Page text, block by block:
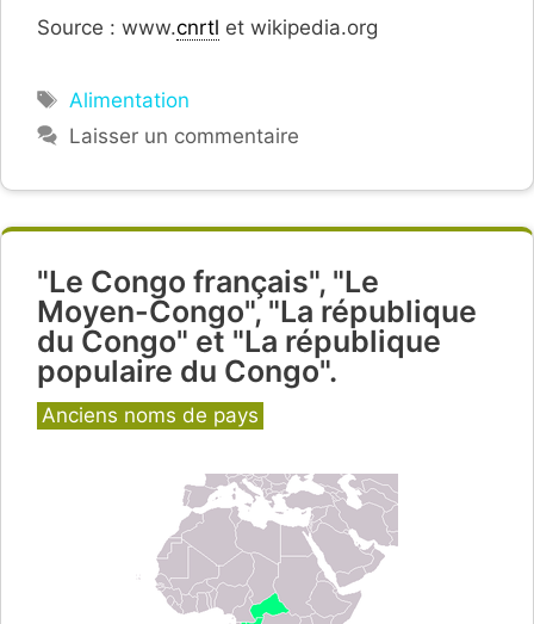
Source : www.cnrtl et wikipedia.org
Étiquettes
Alimentation
Laisser un commentaire
"Le Congo français", "Le
Moyen-Congo", "La république
du Congo" et "La république
populaire du Congo".
Catégories
Anciens noms de pays